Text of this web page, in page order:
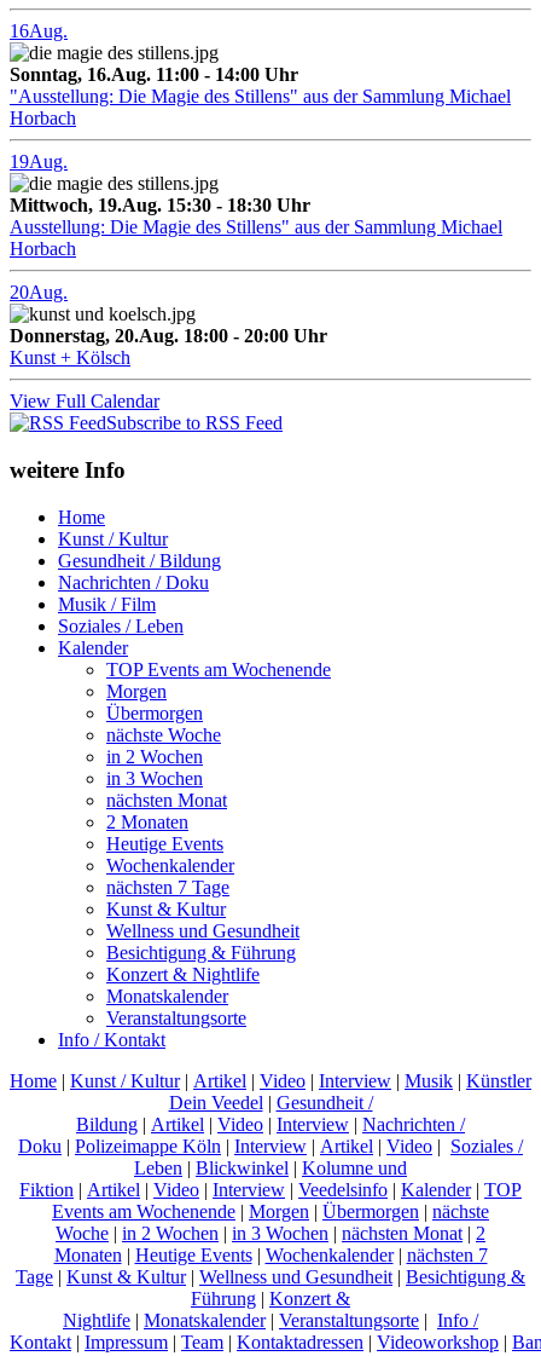
16Aug.
Sonntag, 16.Aug. 11:00 - 14:00 Uhr
"Ausstellung: Die Magie des Stillens" aus der Sammlung Michael
Horbach
19Aug.
Mittwoch, 19.Aug. 15:30 - 18:30 Uhr
Ausstellung: Die Magie des Stillens" aus der Sammlung Michael
Horbach
20Aug.
Donnerstag, 20.Aug. 18:00 - 20:00 Uhr
Kunst + Kölsch
View Full Calendar
Subscribe to RSS Feed
weitere Info
Home
Kunst / Kultur
Gesundheit / Bildung
Nachrichten / Doku
Musik / Film
Soziales / Leben
Kalender
TOP Events am Wochenende
Morgen
Übermorgen
nächste Woche
in 2 Wochen
in 3 Wochen
nächsten Monat
2 Monaten
Heutige Events
Wochenkalender
nächsten 7 Tage
Kunst & Kultur
Wellness und Gesundheit
Besichtigung & Führung
Konzert & Nightlife
Monatskalender
Veranstaltungsorte
Info / Kontakt
Home | Kunst / Kultur| Artikel | Video | Interview | Musik | Künstler
Dein Veedel | Gesundheit /
Bildung | Artikel | Video | Interview | Nachrichten /
Doku | Polizeimappe Köln | Interview | Artikel | Video | Soziales /
Leben | Blickwinkel | Kolumne und
Fiktion | Artikel | Video | Interview | Veedelsinfo | Kalender| TOP
Events am Wochenende | Morgen | Übermorgen | nächste
Woche | in 2 Wochen | in 3 Wochen | nächsten Monat | 2
Monaten | Heutige Events| Wochenkalender| nächsten 7
Tage | Kunst & Kultur| Wellness und Gesundheit | Besichtigung &
Führung | Konzert &
Nightlife | Monatskalender| Veranstaltungsorte | Info /
Kontakt | Impressum | Team | Kontaktadressen | Videoworkshop |